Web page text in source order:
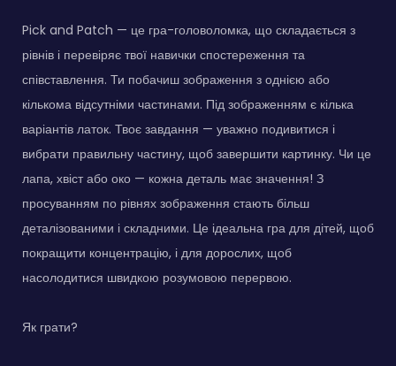
Pick and Patch — це гра-головоломка, що складається з
рівнів і перевіряє твої навички спостереження та
співставлення. Ти побачиш зображення з однією або
кількома відсутніми частинами. Під зображенням є кілька
варіантів латок. Твоє завдання — уважно подивитися і
вибрати правильну частину, щоб завершити картинку. Чи це
лапа, хвіст або око — кожна деталь має значення! З
просуванням по рівнях зображення стають більш
деталізованими і складними. Це ідеальна гра для дітей, щоб
покращити концентрацію, і для дорослих, щоб
насолодитися швидкою розумовою перервою.
Як грати?